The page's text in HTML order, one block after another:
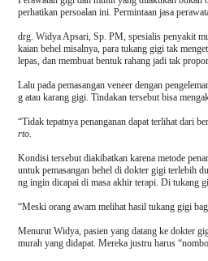
perhatikan persoalan ini. Permintaan jasa
drg. Widya Apsari, Sp. PM, spesialis penyakit
kaian behel misalnya, para tukang gigi tak
lepas, dan membuat bentuk rahang jadi tak
Lalu pada pemasangan veneer dengan
g atau karang gigi. Tindakan tersebut bisa
“Tidak tepatnya penanganan dapat terlihat dari
rto.
Kondisi tersebut diakibatkan karena metode
untuk pemasangan behel di dokter gigi terlebih
ng ingin dicapai di masa akhir terapi. Di tukang
“Meski orang awam melihat hasil tukang gigi
Menurut Widya, pasien yang datang ke dokter
murah yang didapat. Mereka justru harus